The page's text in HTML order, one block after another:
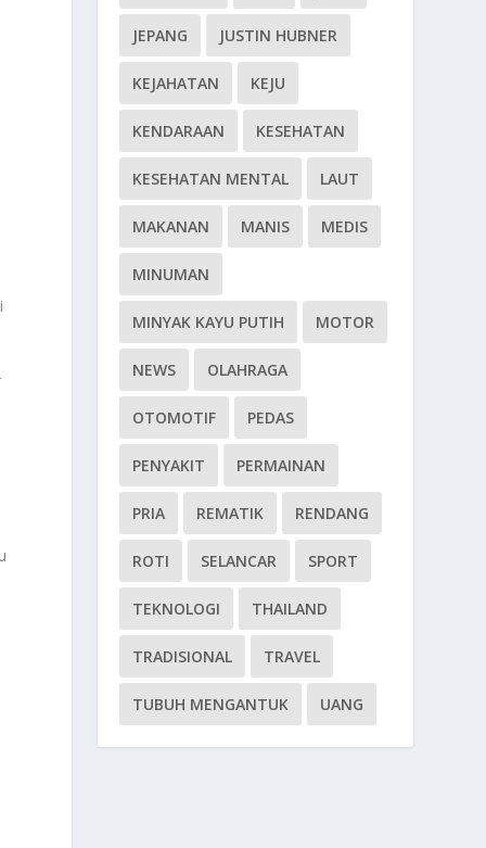
JEPANG JUSTIN HUBNER
KEJAHATAN KEJU
KENDARAAN KESEHATAN
KESEHATAN MENTAL LAUT
MAKANAN MANIS MEDIS
MINUMAN
MINYAK KAYU PUTIH MOTOR
NEWS OLAHRAGA
OTOMOTIF PEDAS
PENYAKIT PERMAINAN
PRIA REMATIK RENDANG
ROTI SELANCAR SPORT
TEKNOLOGI THAILAND
TRADISIONAL TRAVEL
TUBUH MENGANTUK UANG